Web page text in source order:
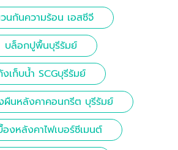
นกันความร้อน เอสซีจี
บล็อกปูพื้นบุรีรัมย์
เก็บน้ำ SCGบุรีรัมย์
ผืนหลังคาคอนกรีต บุรีรัมย์
องหลังคาไฟเบอร์ซีเมนต์